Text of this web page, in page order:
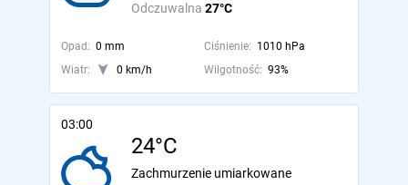
Odczuwalna 27°C
Opad: 0 mm Ciśnienie: 1010 hPa
Wiatr:
0 km/h Wilgotność: 93%
03:00
24°C
Zachmurzenie umiarkowane